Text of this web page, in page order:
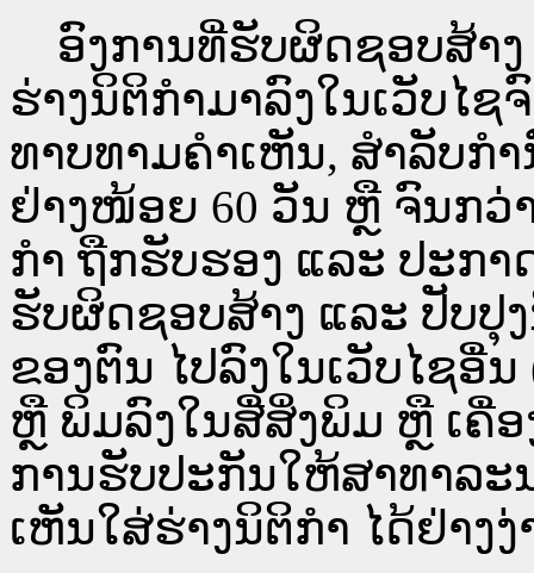
ອົງການທີ່ຮັບຜິດຊອບສ້າງ
ຮ່າງນິຕິກຳມາລົງໃນ​ເວັບ​ໄ
ທາບທາມຄຳເຫັນ, ສໍາລັບກໍ
ຢ່າງໜ້ອຍ 60 ວັນ ຫຼື ຈົນກ
ກໍາ ຖືກຮັບຮອງ ແລະ ປະກ
ຮັບຜິດຊອບສ້າງ ແລະ ປັບປຸ
ຂອງຕົນ ໄປລົງໃນ​ເວັບ​ໄຊ​ອື່
ຫຼື ພິມລົງໃນສື່ສິ່ງພິມ ຫຼື ເຄື່
ການຮັບປະກັນໃຫ້ສາທາລະ
ເຫັນໃສ່ຮ່າງນິຕິກຳ ໄດ້ຢ່າງ